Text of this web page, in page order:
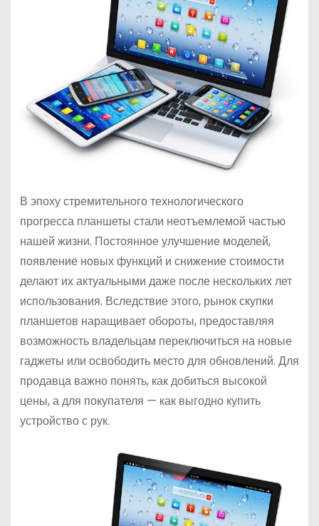
В эпоху стремительного технологического
прогресса планшеты стали неотъемлемой частью
нашей жизни. Постоянное улучшение моделей,
появление новых функций и снижение стоимости
делают их актуальными даже после нескольких лет
использования. Вследствие этого, рынок скупки
планшетов наращивает обороты, предоставляя
возможность владельцам переключиться на новые
гаджеты или освободить место для обновлений. Для
продавца важно понять, как добиться высокой
цены, а для покупателя — как выгодно купить
устройство с рук.